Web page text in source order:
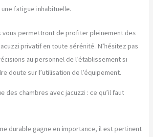
fatigue inhabituelle.
vous permettront de profiter pleinement des
privatif en toute sérénité. N’hésitez pas
au personnel de l’établissement si
doute sur l’utilisation de l’équipement.
des chambres avec jacuzzi : ce qu’il faut
durable gagne en importance, il est pertinent